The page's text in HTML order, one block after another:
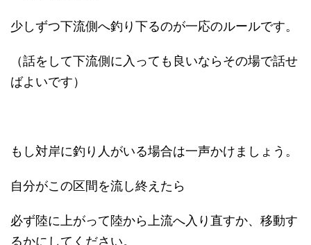
少しずつ下流側へ釣り下るのが一応のルールです。
（話をして下流側に入っても良いならその場で話せ
ばよいです）
もし対岸に釣り人がいる場合は一声かけましょう。
自分がこの区間を流し終えたら
必ず陸に上がって陸から上流へ入り直すか、移動す
るかにしてください。